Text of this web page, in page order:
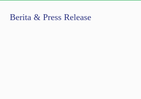
Berita & Press Release